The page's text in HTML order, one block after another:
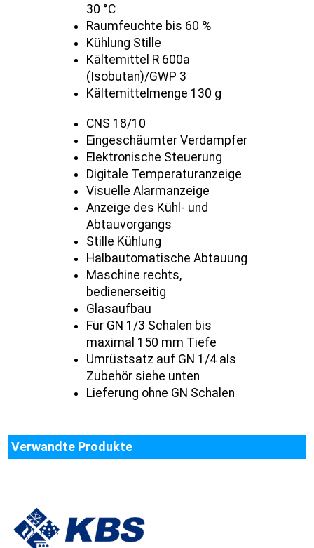
30 °C
Raumfeuchte bis 60 %
Kühlung Stille
Kältemittel R 600a
(Isobutan)/GWP 3
Kältemittelmenge 130 g
CNS 18/10
Eingeschäumter Verdampfer
Elektronische Steuerung
Digitale Temperaturanzeige
Visuelle Alarmanzeige
Anzeige des Kühl- und
Abtauvorgangs
Stille Kühlung
Halbautomatische Abtauung
Maschine rechts,
bedienerseitig
Glasaufbau
Für GN 1/3 Schalen bis
maximal 150 mm Tiefe
Umrüstsatz auf GN 1/4 als
Zubehör siehe unten
Lieferung ohne GN Schalen
Verwandte Produkte